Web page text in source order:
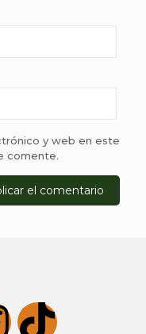
y web en este
comente.